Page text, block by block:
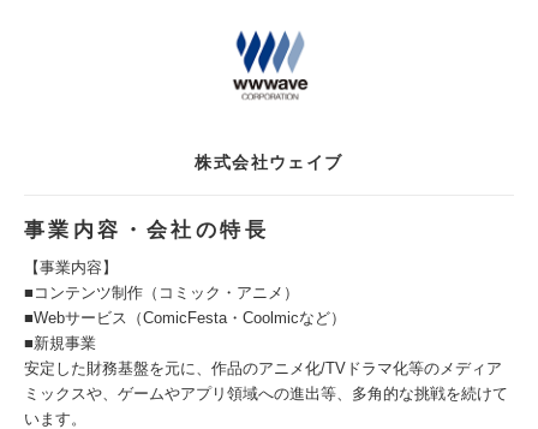
株式会社ウェイブ
事業内容・会社の特長
【事業内容】
■コンテンツ制作（コミック・アニメ）
■Webサービス（ComicFesta・Coolmicなど）
■新規事業
安定した財務基盤を元に、作品のアニメ化/TVドラマ化等のメディア
ミックスや、ゲームやアプリ領域への進出等、多角的な挑戦を続けて
います。